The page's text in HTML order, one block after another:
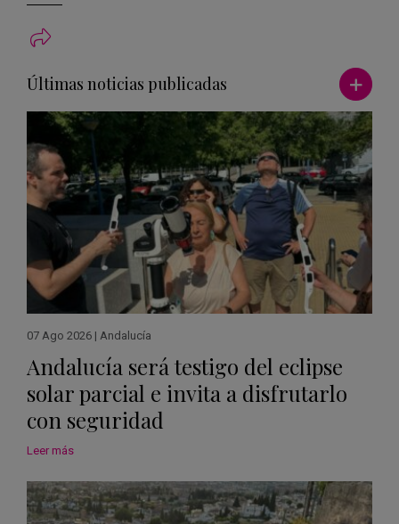
Últimas noticias publicadas Ver más
07 Ago 2026 | Andalucía
Andalucía será testigo del eclipse
solar parcial e invita a disfrutarlo
con seguridad
Leer más